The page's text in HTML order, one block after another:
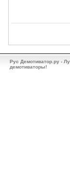
Рус Демотиватор.ру -
демотиваторы!